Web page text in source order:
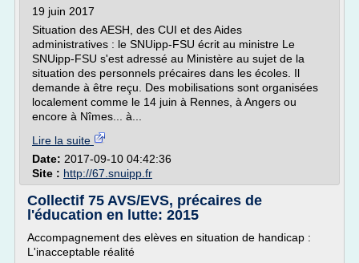
19 juin 2017
Situation des AESH, des CUI et des Aides
administratives : le SNUipp-FSU écrit au ministre Le
SNUipp-FSU s'est adressé au Ministère au sujet de la
situation des personnels précaires dans les écoles. Il
demande à être reçu. Des mobilisations sont organisées
localement comme le 14 juin à Rennes, à Angers ou
encore à Nîmes... à...
Lire la suite
Date: 2017-09-10 04:42:36
Site : http://67.snuipp.fr
Collectif 75 AVS/EVS, précaires de
l'éducation en lutte: 2015
Accompagnement des elèves en situation de handicap :
L'inacceptable réalité